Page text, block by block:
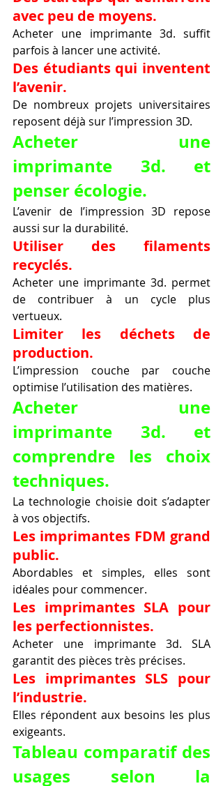
avec peu de moyens.
Acheter une imprimante 3d. suffit
parfois à lancer une activité.
Des étudiants qui inventent
l’avenir.
De nombreux projets universitaires
reposent déjà sur l’impression 3D.
Acheter une
imprimante 3d. et
penser écologie.
L’avenir de l’impression 3D repose
aussi sur la durabilité.
Utiliser des filaments
recyclés.
Acheter une imprimante 3d. permet
de contribuer à un cycle plus
vertueux.
Limiter les déchets de
production.
L’impression couche par couche
optimise l’utilisation des matières.
Acheter une
imprimante 3d. et
comprendre les choix
techniques.
La technologie choisie doit s’adapter
à vos objectifs.
Les imprimantes FDM grand
public.
Abordables et simples, elles sont
idéales pour commencer.
Les imprimantes SLA pour
les perfectionnistes.
Acheter une imprimante 3d. SLA
garantit des pièces très précises.
Les imprimantes SLS pour
l’industrie.
Elles répondent aux besoins les plus
exigeants.
Tableau comparatif des
usages selon la